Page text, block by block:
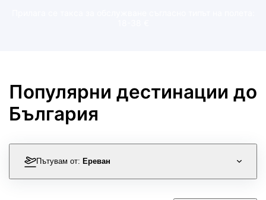
Популярни дестинации до
България
Пътувам от: Ереван